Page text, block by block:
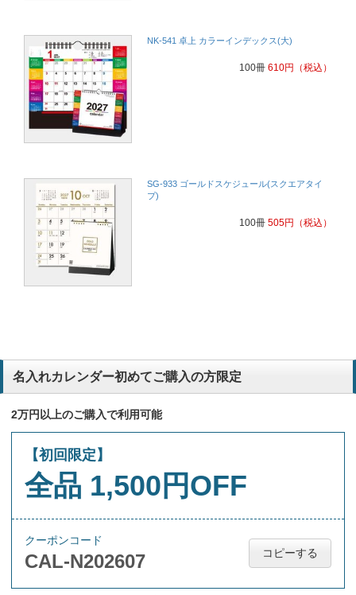
NK-541 卓上 カラーインデックス(大)
100冊 610円 （税込）
SG-933 ゴールドスケジュール(スクエアタイ
プ)
100冊 505円 （税込）
名入れカレンダー初めてご購入の方限定
2万円以上のご購入で利用可能
【初回限定】
全品 1,500円OFF
クーポンコード
CAL-N202607 コピーする